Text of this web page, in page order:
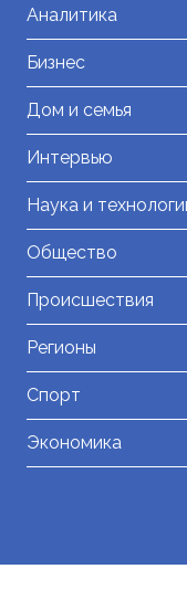
Аналитика
Бизнес
Дом и семья
Интервью
Наука и
Общество
Происшествия
Регионы
Спорт
Экономика